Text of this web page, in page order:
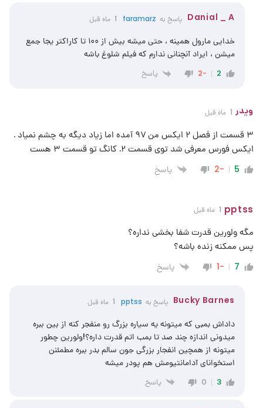
Danial _ A پاسخ به faramarz 1 ماه قبل
خدایی مارول همینه ، حتی میشه بیش از ۱۰۰ تا کاراکتر یجا جمع
میشن ، ایراد آنچنانی ندارم که فیلم شلوغ باشه
2
-2 پاسخ
ویدر 1 ماه قبل
۳ قسمت از فصل ۲ ایکس من ۹۷ آمده اما زیاد دیگه به چشم نمیاد .
ایکس فورس معرفی شد توی قسمت ۲. کانگ تو قسمت ۳ هست
5
-2 پاسخ
pptss 1 ماه قبل
مگه ولورین قدرت شفا بخشی نداره؟
پس ممکنه زنده باشه؟
7
-1 پاسخ
Bucky Barnes پاسخ به pptss 1 ماه قبل
داداش بمبی که میتونه یه سیاره بزرگ رو منفجر کنه از بین ببره
میدونی اندازه چند صد تا بمب اتم قدرت داره؟!ولورین چطور
میتونه از همچین انفجار بزرگی جون سالم بدر ببره مطمئنن
استخوانای آدامانتیومش هم پودر میشه
3
0 پاسخ